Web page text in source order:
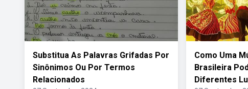
Substitua As Palavras Grifadas Por
Sinônimos Ou Por Termos
Relacionados
Como Uma
Brasileira
Diferentes